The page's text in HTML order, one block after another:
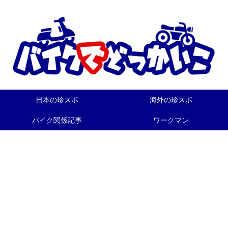
日本の珍スポ 海外の珍スポ
バイク関係記事 ワークマン